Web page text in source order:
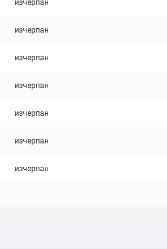
изчерпан
изчерпан
изчерпан
изчерпан
изчерпан
изчерпан
изчерпан